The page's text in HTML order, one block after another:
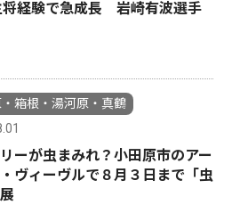
将経験で急成長 岩崎有波選手
箱根・湯河原・真鶴
ーが虫まみれ？小田原市のアー
ヴィーヴルで８月３日まで「虫